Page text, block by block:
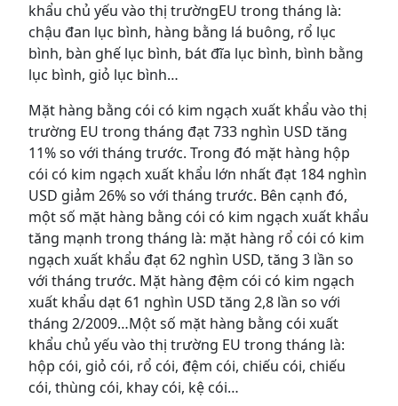
khẩu chủ yếu vào thị trườngEU trong tháng là:
chậu đan lục bình, hàng bằng lá buông, rổ lục
bình, bàn ghế lục bình, bát đĩa lục bình, bình bằng
lục bình, giỏ lục bình…
Mặt hàng bằng cói có kim ngạch xuất khẩu vào thị
trường EU trong tháng đạt 733 nghìn USD tăng
11% so với tháng trước. Trong đó mặt hàng hộp
cói có kim ngạch xuất khẩu lớn nhất đạt 184 nghìn
USD giảm 26% so với tháng trước. Bên cạnh đó,
một số mặt hàng bằng cói có kim ngạch xuất khẩu
tăng mạnh trong tháng là: mặt hàng rổ cói có kim
ngạch xuất khẩu đạt 62 nghìn USD, tăng 3 lần so
với tháng trước. Mặt hàng đệm cói có kim ngạch
xuất khẩu dạt 61 nghìn USD tăng 2,8 lần so với
tháng 2/2009…Một số mặt hàng bằng cói xuất
khẩu chủ yếu vào thị trường EU trong tháng là:
hộp cói, giỏ cói, rổ cói, đệm cói, chiếu cói, chiếu
cói, thùng cói, khay cói, kệ cói…